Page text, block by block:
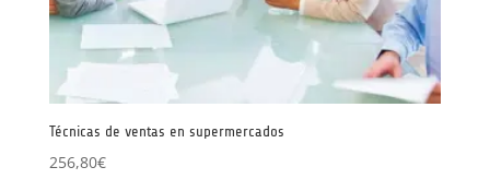
Técnicas de ventas en supermercados
256,80€